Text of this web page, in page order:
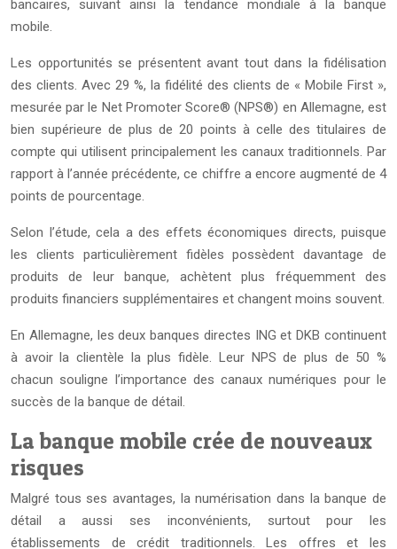
bancaires, suivant ainsi la tendance mondiale à la banque
mobile.
Les opportunités se présentent avant tout dans la fidélisation
des clients. Avec 29 %, la fidélité des clients de « Mobile First »,
mesurée par le Net Promoter Score® (NPS®) en Allemagne, est
bien supérieure de plus de 20 points à celle des titulaires de
compte qui utilisent principalement les canaux traditionnels. Par
rapport à l’année précédente, ce chiffre a encore augmenté de 4
points de pourcentage.
Selon l’étude, cela a des effets économiques directs, puisque
les clients particulièrement fidèles possèdent davantage de
produits de leur banque, achètent plus fréquemment des
produits financiers supplémentaires et changent moins souvent.
En Allemagne, les deux banques directes ING et DKB continuent
à avoir la clientèle la plus fidèle. Leur NPS de plus de 50 %
chacun souligne l’importance des canaux numériques pour le
succès de la banque de détail.
La banque mobile crée de nouveaux
risques
Malgré tous ses avantages, la numérisation dans la banque de
détail a aussi ses inconvénients, surtout pour les
établissements de crédit traditionnels. Les offres et les